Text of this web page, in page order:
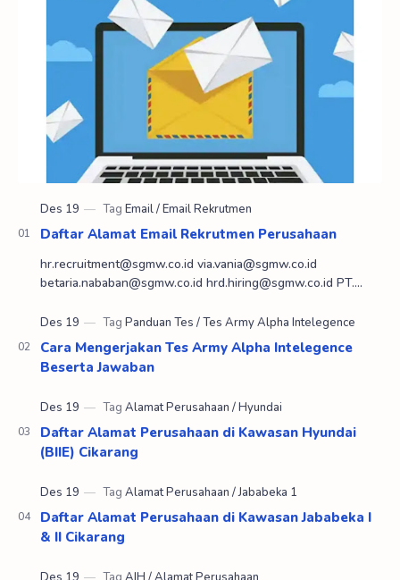
Daftar Alamat Email Rekrutmen Perusahaan
hr.recruitment@sgmw.co.id via.vania@sgmw.co.id
betaria.nababan@sgmw.co.id hrd.hiring@sgmw.co.id PT.
DENAPEL…
Cara Mengerjakan Tes Army Alpha Intelegence
Beserta Jawaban
Daftar Alamat Perusahaan di Kawasan Hyundai
(BIIE) Cikarang
Daftar Alamat Perusahaan di Kawasan Jababeka I
& II Cikarang